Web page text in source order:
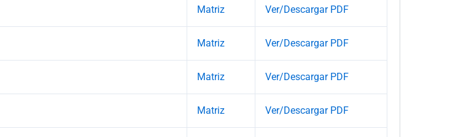
Matriz Ver/Descargar PDF
Matriz Ver/Descargar PDF
Matriz Ver/Descargar PDF
Matriz Ver/Descargar PDF